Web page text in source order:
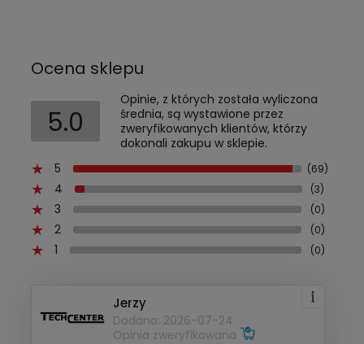
Ocena sklepu
5.0
Opinie, z których została wyliczona
średnia, są wystawione przez
zweryfikowanych klientów, którzy
dokonali zakupu w sklepie.
5
(69)
4 (3)
3 (0)
2 (0)
1 (0)
Jerzy
Dodano: 2026-07-24
Opinia zweryfikowana